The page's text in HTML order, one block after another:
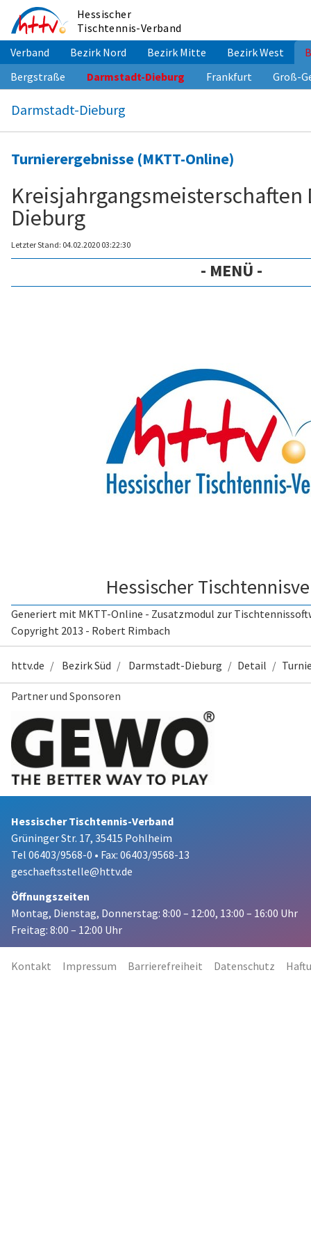
Inhalt
springen
Hessischer
Tischtennis-Verband
Verband
Bezirk Nord Bezirk Mitte Bezirk West
Bergstraße
Darmstadt-Dieburg Frankfurt Groß-
Darmstadt-Dieburg
Turnierergebnisse (MKTT-Online)
Kreisjahrgangsmeisterschaften
Dieburg
Letzter Stand: 04.02.2020 03:22:30
- MENÜ -
Hessischer
Generiert mit MKTT-Online - Zusatzmodul zur
Copyright 2013 - Robert Rimbach
httv.de Bezirk Süd Darmstadt-Dieburg Detail
Partner und Sponsoren
Hessischer Tischtennis-Verband
Grüninger Str. 17, 35415 Pohlheim
Tel 06403/9568-0 • Fax: 06403/9568-13
geschaeftsstelle@httv.de
Öffnungszeiten
Montag, Dienstag, Donnerstag: 8:00 – 12:00, 13:00 – 16:00 Uhr
Freitag: 8:00 – 12:00 Uhr
Kontakt Impressum Barrierefreiheit Datenschutz